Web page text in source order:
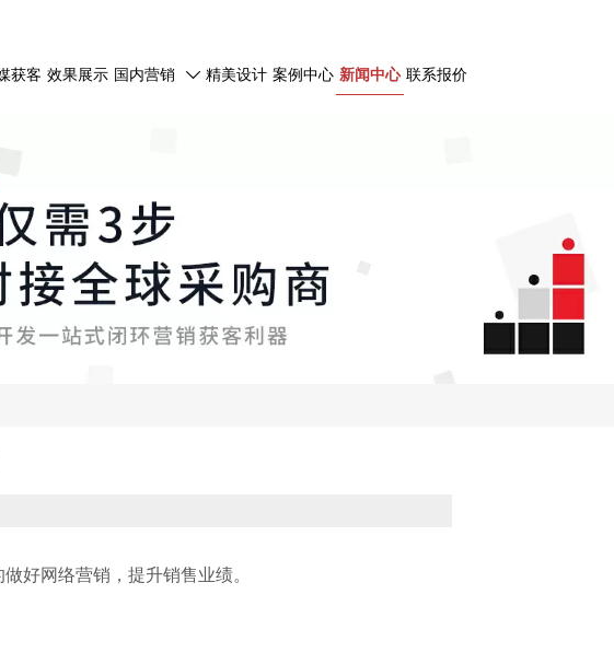
获客 效果展示 国内营销  精美设计 案例中心 新闻中心 联系报价
好网络营销，提升销售业绩。